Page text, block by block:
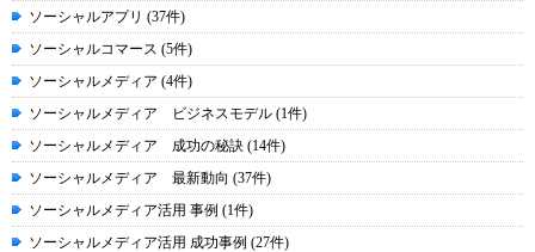
ソーシャルアプリ (37件)
ソーシャルコマース (5件)
ソーシャルメディア (4件)
ソーシャルメディア ビジネスモデル (1件)
ソーシャルメディア 成功の秘訣 (14件)
ソーシャルメディア 最新動向 (37件)
ソーシャルメディア活用 事例 (1件)
ソーシャルメディア活用 成功事例 (27件)